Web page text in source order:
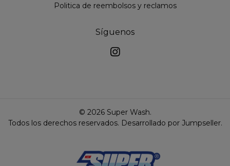
Politica de reembolsos y reclamos
Síguenos
© 2026 Super Wash.
Todos los derechos reservados. Desarrollado por Jumpseller.